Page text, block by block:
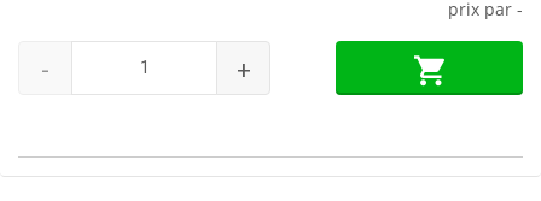
prix par -
- +